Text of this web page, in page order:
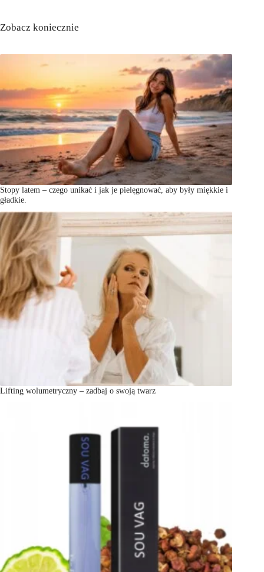
Zobacz koniecznie
Stopy latem – czego unikać i jak je pielęgnować, aby były miękkie i
gładkie.
Lifting wolumetryczny – zadbaj o swoją twarz